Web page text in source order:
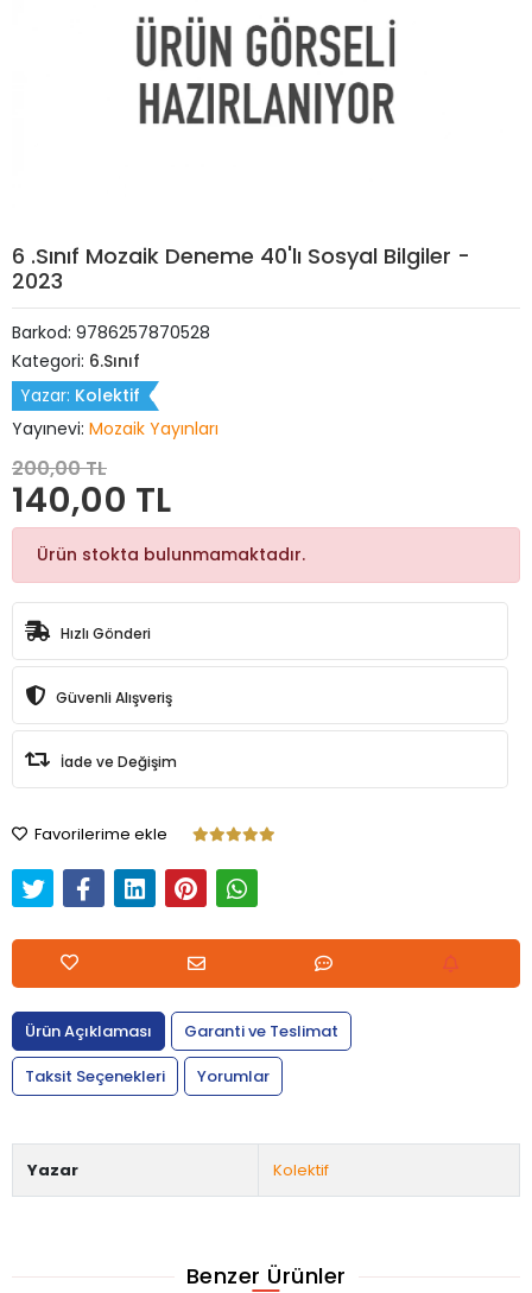
6 .Sınıf Mozaik Deneme 40'lı Sosyal Bilgiler -
2023
Barkod: 9786257870528
Kategori: 6.Sınıf
Yazar: Kolektif
Yayınevi: Mozaik Yayınları
200,00 TL
140,00 TL
Ürün stokta bulunmamaktadır.
Hızlı Gönderi
Güvenli Alışveriş
İade ve Değişim
Favorilerime ekle
Ürün Açıklaması
Garanti ve Teslimat
Taksit Seçenekleri
Yorumlar
Yazar Kolektif
Benzer Ürünler